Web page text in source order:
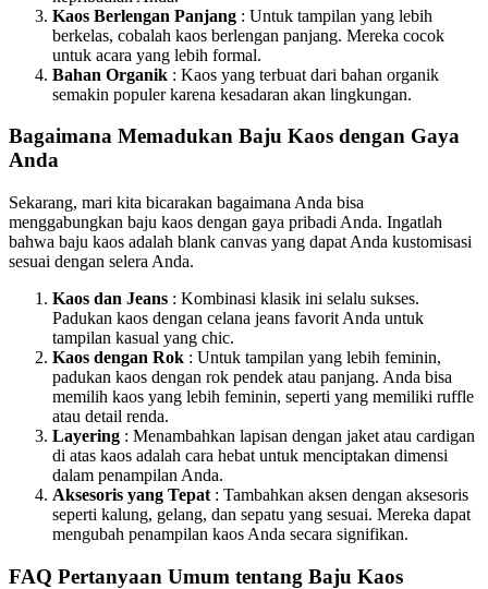
Kaos Berlengan Panjang : Untuk tampilan yang lebih
berkelas, cobalah kaos berlengan panjang. Mereka cocok
untuk acara yang lebih formal.
Bahan Organik : Kaos yang terbuat dari bahan organik
semakin populer karena kesadaran akan lingkungan.
Bagaimana Memadukan Baju Kaos dengan Gaya
Anda
Sekarang, mari kita bicarakan bagaimana Anda bisa
menggabungkan baju kaos dengan gaya pribadi Anda. Ingatlah
bahwa baju kaos adalah blank canvas yang dapat Anda kustomisasi
sesuai dengan selera Anda.
Kaos dan Jeans : Kombinasi klasik ini selalu sukses.
Padukan kaos dengan celana jeans favorit Anda untuk
tampilan kasual yang chic.
Kaos dengan Rok : Untuk tampilan yang lebih feminin,
padukan kaos dengan rok pendek atau panjang. Anda bisa
memilih kaos yang lebih feminin, seperti yang memiliki ruffle
atau detail renda.
Layering : Menambahkan lapisan dengan jaket atau cardigan
di atas kaos adalah cara hebat untuk menciptakan dimensi
dalam penampilan Anda.
Aksesoris yang Tepat : Tambahkan aksen dengan aksesoris
seperti kalung, gelang, dan sepatu yang sesuai. Mereka dapat
mengubah penampilan kaos Anda secara signifikan.
FAQ Pertanyaan Umum tentang Baju Kaos